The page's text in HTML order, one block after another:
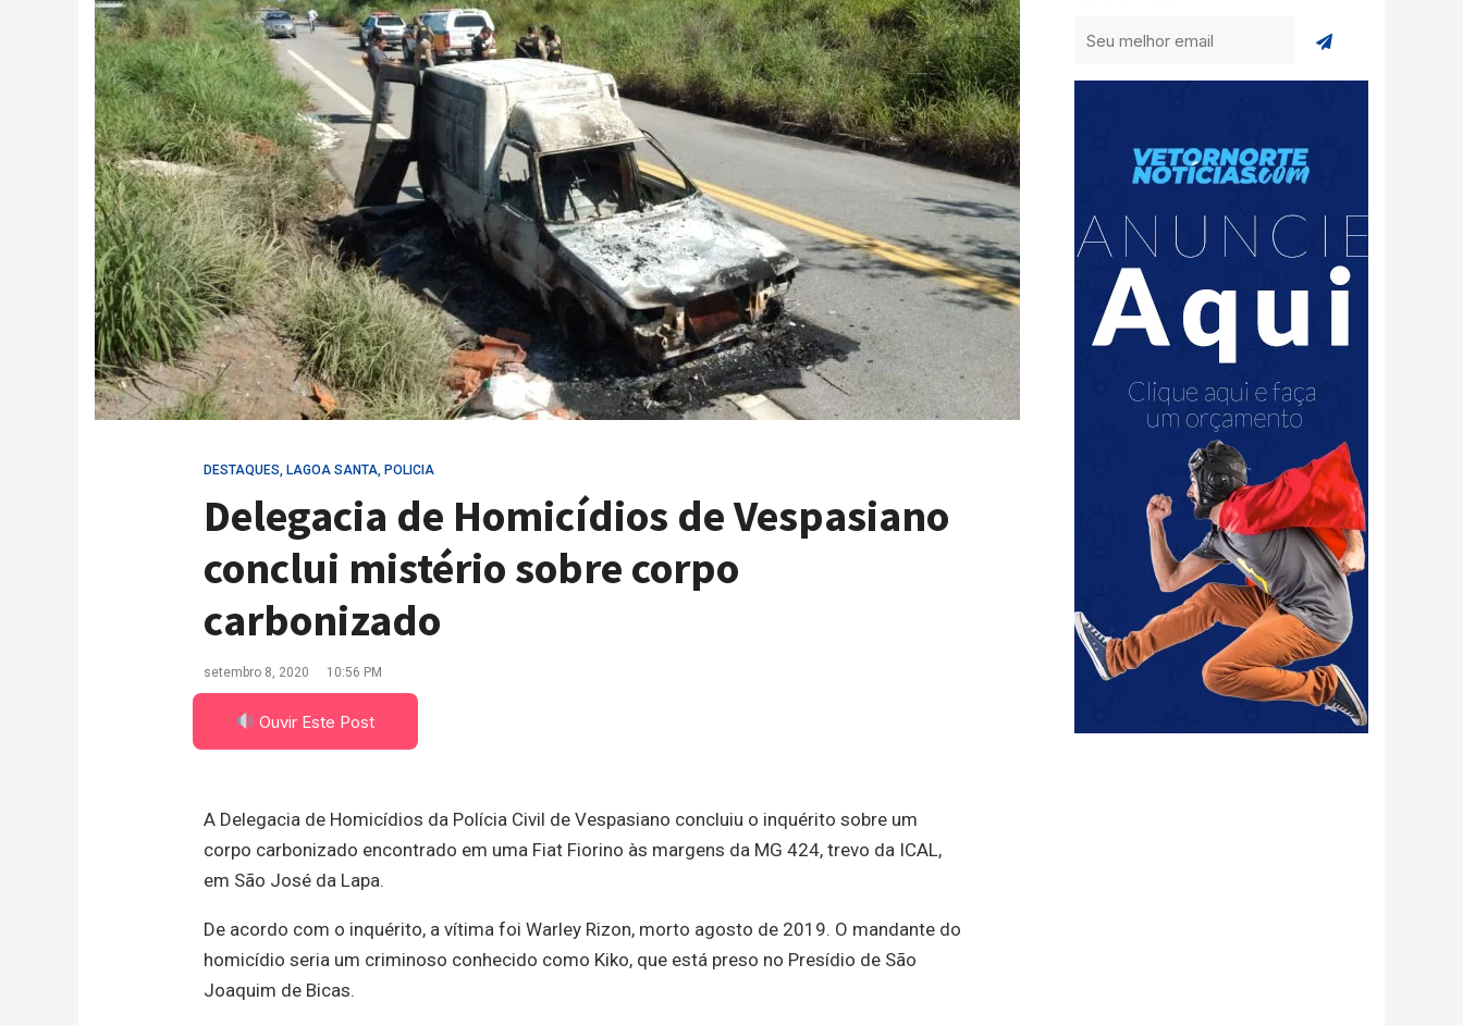
DESTAQUES, LAGOA SANTA, POLICIA
Delegacia de Homicídios de Vespasiano
conclui mistério sobre corpo
carbonizado
setembro 8, 2020 10:56 PM
Ouvir Este Post
A Delegacia de Homicídios da Polícia Civil de Vespasiano concluiu o inquérito sobre um
corpo carbonizado encontrado em uma Fiat Fiorino às margens da MG 424, trevo da ICAL,
em São José da Lapa.
De acordo com o inquérito, a vítima foi Warley Rizon, morto agosto de 2019. O mandante do
homicídio seria um criminoso conhecido como Kiko, que está preso no Presídio de São
Joaquim de Bicas.